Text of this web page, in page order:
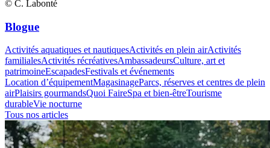
© C. Labonté
Blogue
Activités aquatiques et nautiquesActivités en plein airActivités
familialesActivités récréativesAmbassadeursCulture, art et
patrimoineEscapadesFestivals et événements
Location d’équipementMagasinageParcs, réserves et centres de plein
airPlaisirs gourmandsQuoi FaireSpa et bien-êtreTourisme
durableVie nocturne
Tous nos articles